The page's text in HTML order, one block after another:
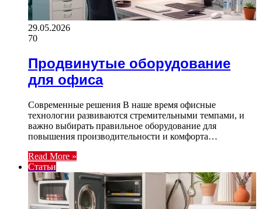
29.05.2026
70
Продвинутые оборудование
для офиса
Современные решения В наше время офисные
технологии развиваются стремительными темпами, и
важно выбирать правильное оборудование для
повышения производительности и комфорта…
Read More »
Статьи